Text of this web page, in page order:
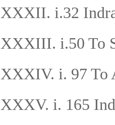
XXXII. i.32
XXXIII. i.50 To
XXXIV. i. 97 To
XXXV. i. 165